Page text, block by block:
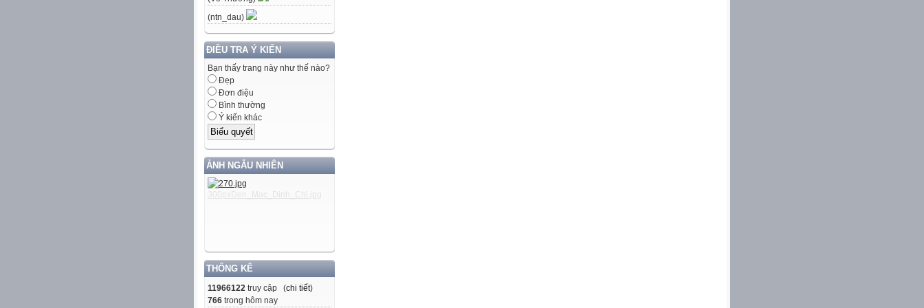
(ntn_dau)
ĐIỀU TRA Ý KIẾN
Bạn thấy trang này như thế nào?
Đẹp
Đơn điệu
Bình thường
Ý kiến khác
ẢNH NGẪU NHIÊN
THỐNG KÊ
11966122 truy cập (chi tiết)
766 trong hôm nay